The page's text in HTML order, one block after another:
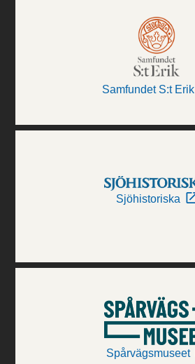
Samfundet S:t Erik
Sjöhistoriska
Spårvägsmuseet